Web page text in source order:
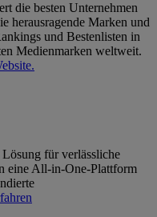
die besten Unternehmen
herausragende Marken und
und Bestenlisten in
Medienmarken weltweit.
für verlässliche
eine All-in-One-Plattform